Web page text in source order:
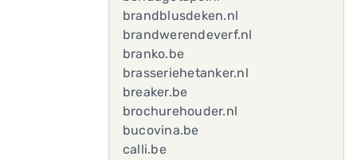
brandblusdeken.nl
brandwerendeverf.nl
branko.be
brasseriehetanker.nl
breaker.be
brochurehouder.nl
bucovina.be
calli.be